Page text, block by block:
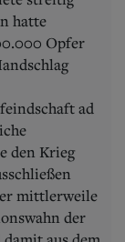
hatte
Opfer
ad
den Krieg
mittlerweile
der